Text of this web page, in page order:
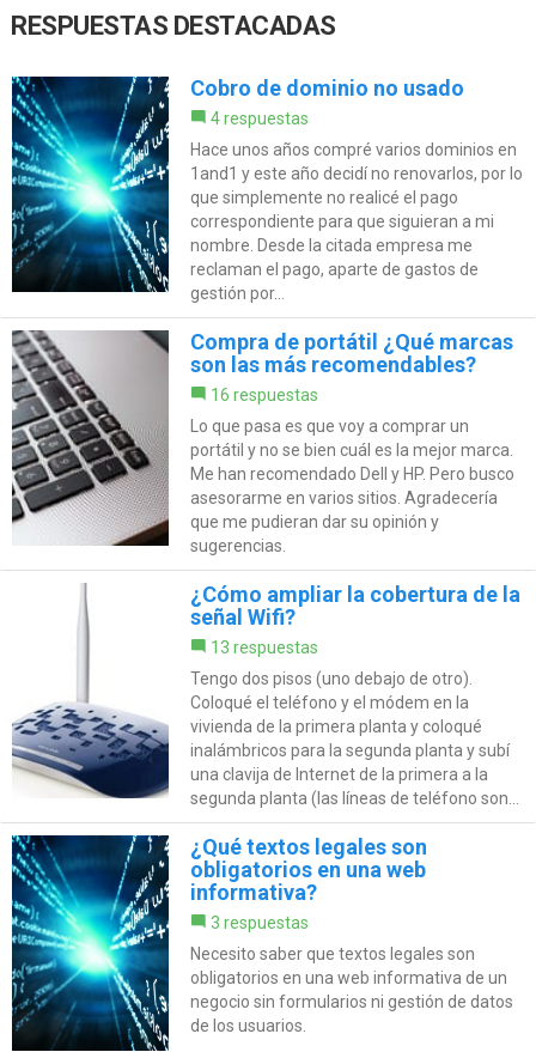
RESPUESTAS DESTACADAS
Cobro de dominio no usado
4 respuestas
Hace unos años compré varios dominios en
1and1 y este año decidí no renovarlos, por lo
que simplemente no realicé el pago
correspondiente para que siguieran a mi
nombre. Desde la citada empresa me
reclaman el pago, aparte de gastos de
gestión por...
Compra de portátil ¿Qué marcas
son las más recomendables?
16 respuestas
Lo que pasa es que voy a comprar un
portátil y no se bien cuál es la mejor marca.
Me han recomendado Dell y HP. Pero busco
asesorarme en varios sitios. Agradecería
que me pudieran dar su opinión y
sugerencias.
¿Cómo ampliar la cobertura de la
señal Wifi?
13 respuestas
Tengo dos pisos (uno debajo de otro).
Coloqué el teléfono y el módem en la
vivienda de la primera planta y coloqué
inalámbricos para la segunda planta y subí
una clavija de Internet de la primera a la
segunda planta (las líneas de teléfono son...
¿Qué textos legales son
obligatorios en una web
informativa?
3 respuestas
Necesito saber que textos legales son
obligatorios en una web informativa de un
negocio sin formularios ni gestión de datos
de los usuarios.